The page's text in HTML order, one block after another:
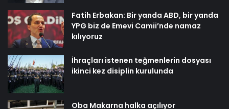
Fatih Erbakan: Bir yanda ABD, bir yanda
YPG biz de Emevi Camii’nde namaz
kılıyoruz
İhraçları istenen teğmenlerin dosyası
ikinci kez disiplin kurulunda
Oba Makarna halka açılıyor